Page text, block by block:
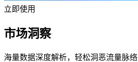
立即使用
市场洞察
海量数据深度解析，轻松洞恶流量脉络